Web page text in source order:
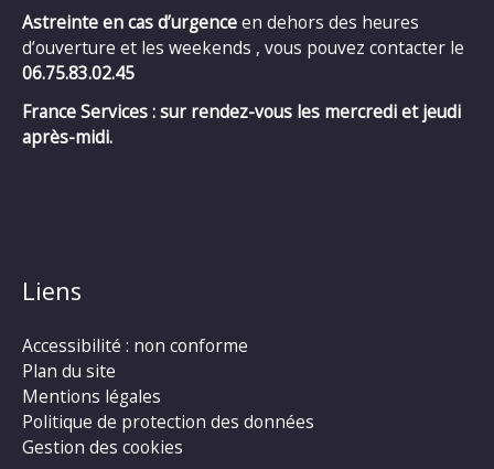
Astreinte en cas d’urgenceen dehors des heures
d’ouverture et les weekends , vous pouvez contacter le
06.75.83.02.45
France Services : sur rendez-vous les mercredi et jeudi
après-midi.
Liens
Accessibilité : non conforme
Plan du site
Mentions légales
Politique de protection des données
Gestion des cookies